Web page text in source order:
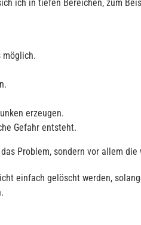
ich in tiefen Bereichen, zum
möglich.
erzeugen.
Gefahr entsteht.
Problem, sondern vor allem
einfach gelöscht werden,